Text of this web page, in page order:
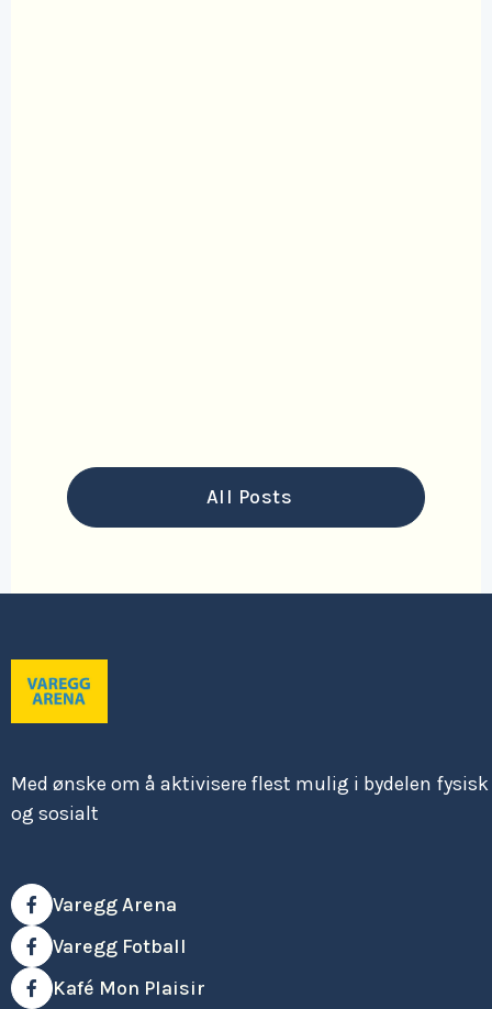
All Posts
Med ønske om å aktivisere flest mulig i bydelen fysisk
og sosialt
 Varegg Arena
 Varegg Fotball
 Kafé Mon Plaisir